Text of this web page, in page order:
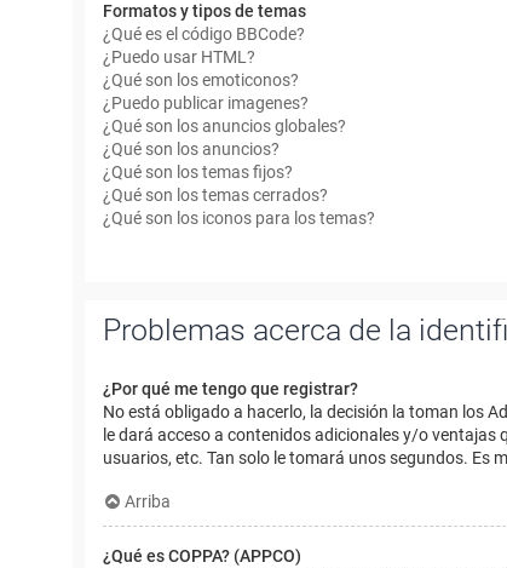
Formatos y tipos de temas
¿Qué es el código BBCode?
¿Puedo usar HTML?
¿Qué son los emoticonos?
¿Puedo publicar imagenes?
¿Qué son los anuncios globales?
¿Qué son los anuncios?
¿Qué son los temas fijos?
¿Qué son los temas cerrados?
¿Qué son los iconos para los temas?
Problemas acerca de la
¿Por qué me tengo que registrar?
No está obligado a hacerlo, la decisión la toman los
le dará acceso a contenidos adicionales y/o
usuarios, etc. Tan solo le tomará unos segundos. Es
Arriba
¿Qué es COPPA? (APPCO)